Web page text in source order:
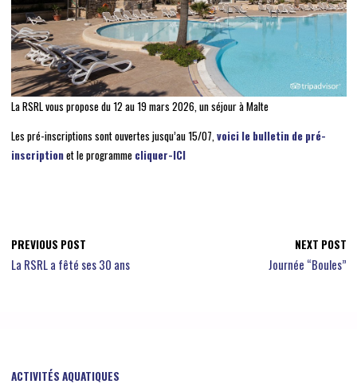
La RSRL vous propose du 12 au 19 mars 2026, un séjour à Malte
Les pré-inscriptions sont ouvertes jusqu’au 15/07,voici le bulletin de pré-
inscriptionet le programme cliquer-ICI
PREVIOUS POST
La RSRL a fêté ses 30 ans
NEXT POST
Journée “Boules”
ACTIVITÉS AQUATIQUES